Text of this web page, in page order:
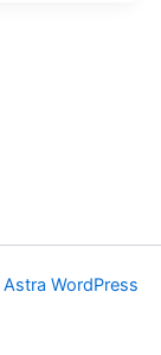
Astra WordPress